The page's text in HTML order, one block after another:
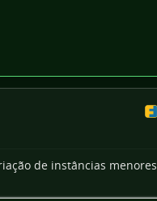
de instâncias menores